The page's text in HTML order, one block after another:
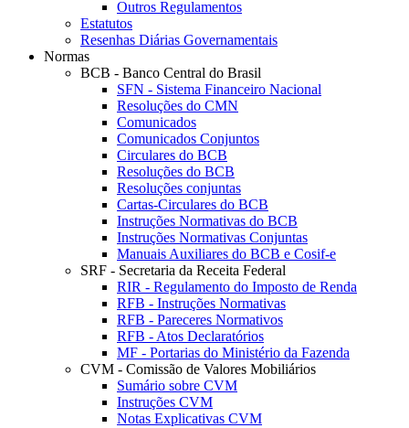
Outros Regulamentos
Estatutos
Resenhas Diárias Governamentais
Normas
BCB - Banco Central do Brasil
SFN - Sistema Financeiro Nacional
Resoluções do CMN
Comunicados
Comunicados Conjuntos
Circulares do BCB
Resoluções do BCB
Resoluções conjuntas
Cartas-Circulares do BCB
Instruções Normativas do BCB
Instruções Normativas Conjuntas
Manuais Auxiliares do BCB e Cosif-e
SRF - Secretaria da Receita Federal
RIR - Regulamento do Imposto de Renda
RFB - Instruções Normativas
RFB - Pareceres Normativos
RFB - Atos Declaratórios
MF - Portarias do Ministério da Fazenda
CVM - Comissão de Valores Mobiliários
Sumário sobre CVM
Instruções CVM
Notas Explicativas CVM